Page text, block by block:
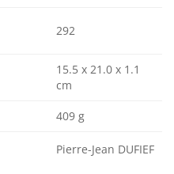
292
15.5 x 21.0 x 1.1
cm
409 g
Pierre-Jean DUFIEF